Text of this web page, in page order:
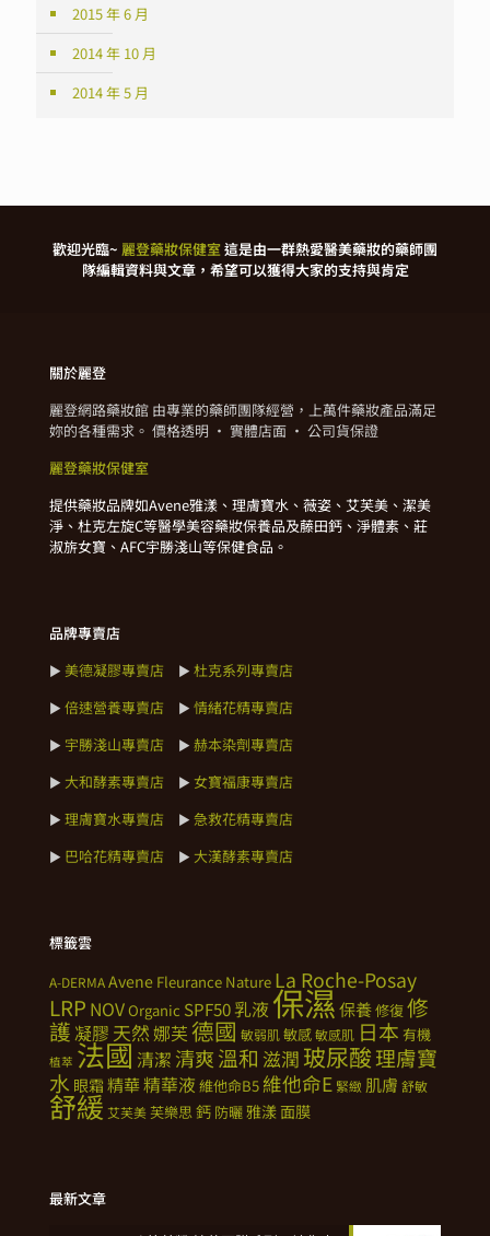
2015 年 6 月
2014 年 10 月
2014 年 5 月
歡迎光臨~ 麗登藥妝保健室這是由一群熱愛醫美藥妝的藥師團
隊編輯資料與文章，希望可以獲得大家的支持與肯定
關於麗登
麗登網路藥妝館 由專業的藥師團隊經營，上萬件藥妝產品滿足
妳的各種需求。 價格透明 · 實體店面 · 公司貨保證
麗登藥妝保健室
提供藥妝品牌如Avene雅漾、理膚寶水、薇姿、艾芙美、潔美
淨、杜克左旋C等醫學美容藥妝保養品及藤田鈣、淨體素、莊
淑旂女寶、AFC宇勝淺山等保健食品。
品牌專賣店
► 美德凝膠專賣店 ► 杜克系列專賣店
► 倍速營養專賣店 ► 情緒花精專賣店
► 宇勝淺山專賣店 ► 赫本染劑專賣店
► 大和酵素專賣店 ► 女寶福康專賣店
► 理膚寶水專賣店 ► 急救花精專賣店
► 巴哈花精專賣店 ► 大漢酵素專賣店
標籤雲
A-DERMAAvene Fleurance Nature La Roche-Posay
LRP NOVOrganic SPF50乳液 保濕保養修復修
護凝膠 天然娜芙德國 敏弱肌敏感敏感肌 日本 有機
植萃 法國清潔 清爽溫和 滋潤 玻尿酸理膚寶
水 眼霜 精華精華液 維他命B5 維他命E 緊緻 肌膚 舒敏
舒緩 艾芙美芙樂思 鈣 防曬雅漾面膜
最新文章